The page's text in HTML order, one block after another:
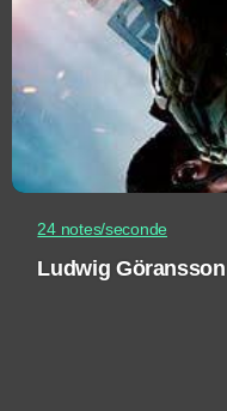
24 notes/seconde
Ludwig Göransson